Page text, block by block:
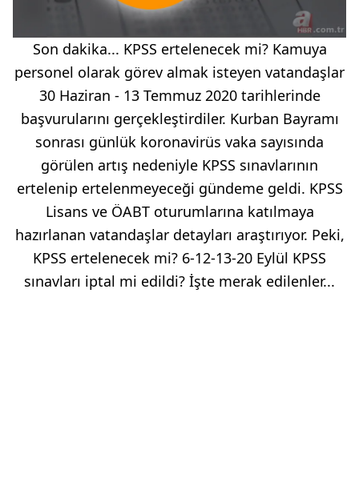
Son dakika... KPSS ertelenecek mi? Kamuya
personel olarak görev almak isteyen vatandaşlar
30 Haziran - 13 Temmuz 2020 tarihlerinde
başvurularını gerçekleştirdiler. Kurban Bayramı
sonrası günlük koronavirüs vaka sayısında
görülen artış nedeniyle KPSS sınavlarının
ertelenip ertelenmeyeceği gündeme geldi. KPSS
Lisans ve ÖABT oturumlarına katılmaya
hazırlanan vatandaşlar detayları araştırıyor. Peki,
KPSS ertelenecek mi? 6-12-13-20 Eylül KPSS
sınavları iptal mi edildi? İşte merak edilenler...